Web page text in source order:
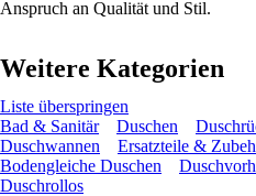
Anspruch an Qualität und Stil.
Weitere Kategorien
Liste überspringen
Bad & Sanitär
Duschen
Duschwannen
Ersatzteile &
Bodengleiche Duschen
Duschrollos